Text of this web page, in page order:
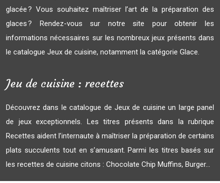
glacée ? Vous souhaitez maîtriser l’art de la préparation des
glaces ? Rendez-vous sur notre site pour obtenir les
informations nécessaires sur les nombreux jeux présents dans
le catalogue Jeux de cuisine, notamment la catégorie Glace.
Jeu de cuisine : recettes
Découvrez dans le catalogue de Jeux de cuisine un large panel
de jeux exceptionnels. Les titres présents dans la rubrique
Recettes aident l’internaute à maîtriser la préparation de certains
plats succulents tout en s’amusant. Parmi les titres basés sur
les recettes de cuisine citons : Chocolate Chip Muffins, Burger…